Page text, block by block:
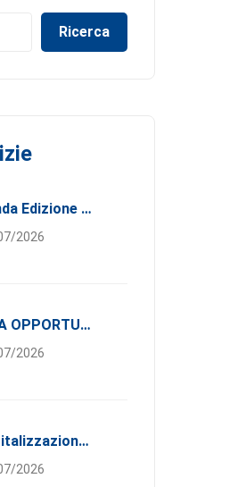
Ricerca
Seconda Edizione Di MANGIA. DONA. AMA: Quando La Gastronomia Incontra La Solidarietà, 11 Settembre 2026
2026
NUOVA OPPORTUNITÀ DI BUSINESS PER I SOCI DI CONFINDUSTRIA SERBIA: Affitasi Un Moderno Capannone Industriale A Pančevo – 1.200 M² Nella Zona Industriale
2026
La Digitalizzazione Come Motore Dell’internazionalizzazione
2026